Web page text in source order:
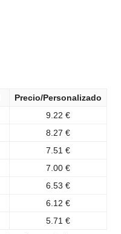
Precio/Personalizado
9.22 €
8.27 €
7.51 €
7.00 €
6.53 €
6.12 €
5.71 €